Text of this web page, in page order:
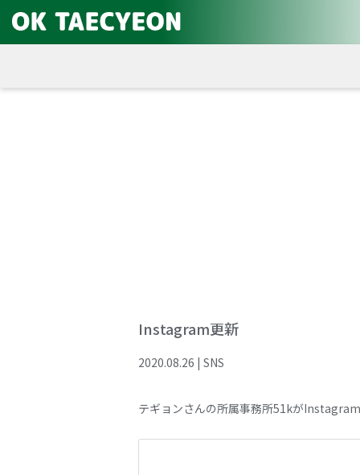
Instagram更新
2020.08.26 | SNS
テギョンさんの所属事務所51kがInstagram